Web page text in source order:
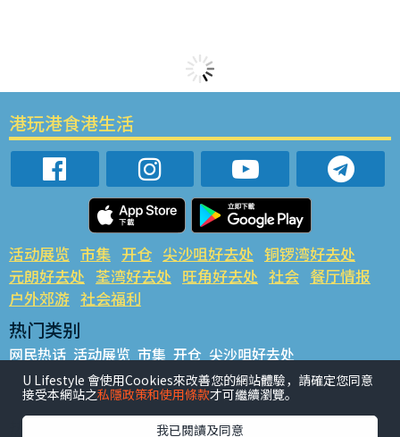
港玩港食港生活
活动展览 市集 开仓 尖沙咀好去处 铜锣湾好去处
元朗好去处 荃湾好去处 旺角好去处 社会 餐厅情报
户外郊游 社会福利
热门类别
网民热话 活动展览 市集 开仓 尖沙咀好去处
铜锣湾好去处 元朗好去处 荃湾好去处 旺角好去处 社会
餐厅情报 户外郊游
热门标签
U Lifestyle 會使用Cookies來改善您的網站體驗，請確定您同意
接受本網站之私隱政策和使用條款才可繼續瀏覽。
我已閱讀及同意